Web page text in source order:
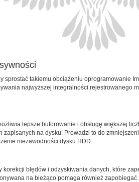
takiemu obciążeniu oprogramowanie
najwyższej integralności rejestrowanego
lepsze buforowanie i obsługę większej
na dysku. Prowadzi to do
niezawodności dysku HDD.
błędów i odzyskiwania danych, które
na bieżąco pomaga również